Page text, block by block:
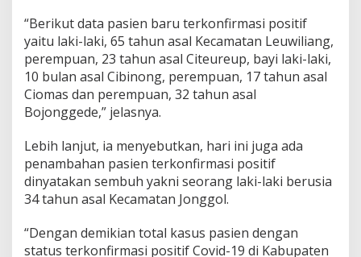
“Berikut data pasien baru terkonfirmasi positif
yaitu laki-laki, 65 tahun asal Kecamatan Leuwiliang,
perempuan, 23 tahun asal Citeureup, bayi laki-laki,
10 bulan asal Cibinong, perempuan, 17 tahun asal
Ciomas dan perempuan, 32 tahun asal
Bojonggede,” jelasnya.
Lebih lanjut, ia menyebutkan, hari ini juga ada
penambahan pasien terkonfirmasi positif
dinyatakan sembuh yakni seorang laki-laki berusia
34 tahun asal Kecamatan Jonggol.
“Dengan demikian total kasus pasien dengan
status terkonfirmasi positif Covid-19 di Kabupaten